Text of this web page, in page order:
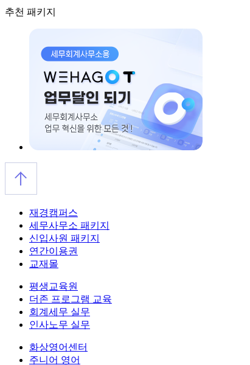
추천 패키지
재경캠퍼스
세무사무소 패키지
신입사원 패키지
연간이용권
교재몰
평생교육원
더존 프로그램 교육
회계세무 실무
인사노무 실무
화상영어센터
주니어 영어